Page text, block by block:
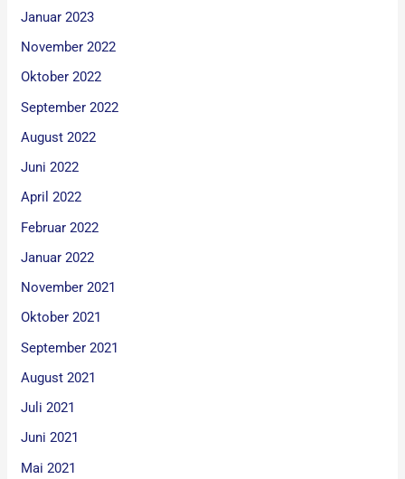
Januar 2023
November 2022
Oktober 2022
September 2022
August 2022
Juni 2022
April 2022
Februar 2022
Januar 2022
November 2021
Oktober 2021
September 2021
August 2021
Juli 2021
Juni 2021
Mai 2021